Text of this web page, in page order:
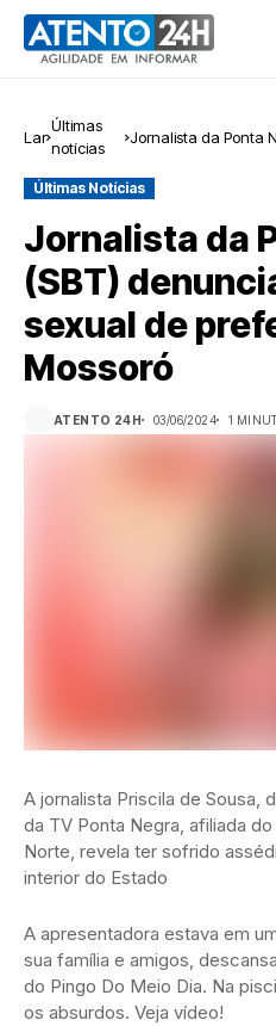
Lar
Últimas
notícias
Jornalista da Ponta
Últimas Notícias
Jornalista da
(SBT)
sexual de
Mossoró
ATENTO 24H 03/06/2024 1
A jornalista Priscila de Sousa,
da TV Ponta Negra, afiliada
Norte, revela ter sofrido
interior do Estado
A apresentadora estava em
sua família e amigos,
do Pingo Do Meio Dia. Na
os absurdos. Veja vídeo!